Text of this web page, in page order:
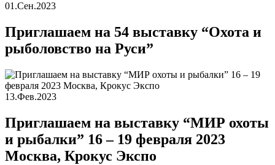
01.Сен.2023
Приглашаем на 54 выставку “Охота и
рыболовство на Руси”
13.Фев.2023
Приглашаем на выставку “МИР охоты
и рыбалки” 16 – 19 февраля 2023
Москва, Крокус Экспо